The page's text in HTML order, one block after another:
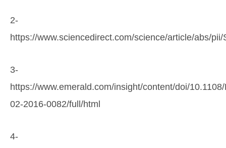
2-
https://www.sciencedirect.com/science/article/abs/
3-
https://www.emerald.com/insight/content/doi/
02-2016-0082/full/html
4-